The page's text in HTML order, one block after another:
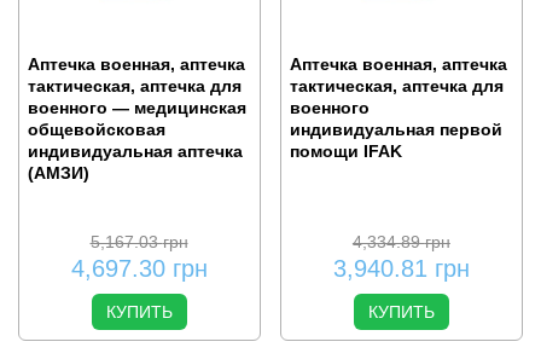
Аптечка военная, аптечка
тактическая, аптечка для
военного — медицинская
общевойсковая
индивидуальная аптечка
(АМЗИ)
5,167.03грн
4,697.30 грн
КУПИТЬ
Аптечка военная, аптечка
тактическая, аптечка для
военного
индивидуальная первой
помощи IFAK
4,334.89грн
3,940.81 грн
КУПИТЬ